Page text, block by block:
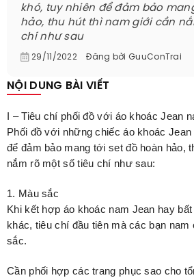
khó, tuy nhiên để đảm bảo
hảo, thu hút thì nam giới cần
chí như sau
29/11/2022 Đăng bởi GuuConTrai
NỘI DUNG BÀI VIẾT
I – Tiêu chí phối đồ với áo khoác Jean
Phối đồ với những chiếc áo khoác
để đảm bảo mang tới set đồ hoàn hảo,
nắm rõ một số tiêu chí như sau:
1. Màu sắc
Khi kết hợp áo khoác nam Jean hay
khác, tiêu chí đầu tiên mà các bạn
sắc.
Cần phối hợp các trang phục sao cho